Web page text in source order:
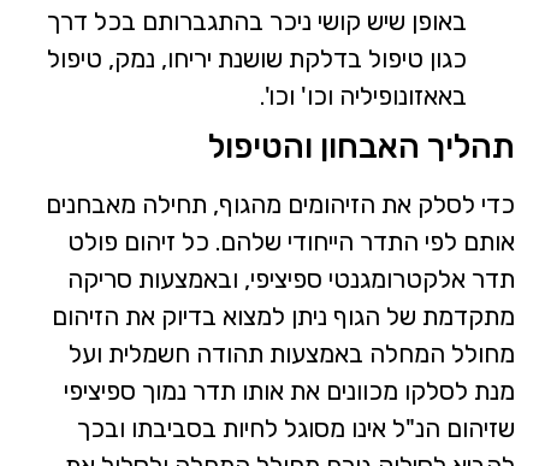
באופן שיש קושי ניכר בהתגברותם בכל דרך
כגון טיפול בדלקת שושנת יריחו, נמק, טיפול
באאזונופיליה וכו' וכו'.
תהליך האבחון והטיפול
כדי לסלק את הזיהומים מהגוף, תחילה מאבחנים
אותם לפי התדר הייחודי שלהם. כל זיהום פולט
תדר אלקטרומגנטי ספיציפי, ובאמצעות סריקה
מתקדמת של הגוף ניתן למצוא בדיוק את הזיהום
מחולל המחלה באמצעות תהודה חשמלית ועל
מנת לסלקו מכוונים את אותו תדר נמוך ספיציפי
שזיהום הנ"ל אינו מסוגל לחיות בסביבתו ובכך